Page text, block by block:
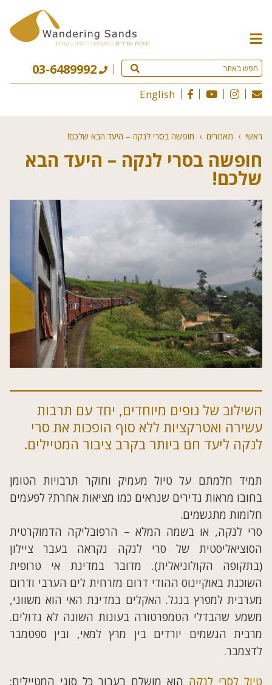
תפריט
האתר
03-6489992
English
ראשי › מאמרים › חופשה בסרי לנקה – היעד הבא שלכם!
חופשה בסרי לנקה – היעד הבא
שלכם!
השילוב של נופים מיוחדים, יחד עם תרבות
עשירה ואטרקציות ללא סוף הופכות את סרי
לנקה ליעד חם ביותר בקרב ציבור המטיילים.
תמיד חלמתם על טיול מעמיק וחוקר תרבויות הטומן
בחובו מראות נדירים שנראים כמו מציאות אחרת? לפעמים
חלומות מתגשמים.
סרי לנקה, או בשמה המלא – הרפובליקה הדמוקרטית
הסוציאליסטית של סרי לנקה נקראה בעבר ציילון
(בתקופה הקולוניאלית). מדובר במדינת אי טרופית
השוכנת באוקיינוס ההודי דרום מזרחית לים הערבי ודרום
מערבית למפרץ בנגל. האקלים במדינת האי הוא משווני,
משמע שהבדלי הטמפרטורה בעונות השונה לא גדולים.
מרבית הגשמים יורדים בין מרץ למאי, ובין ספטמבר
לדצמבר.
טיול לסרי לנקה הוא מושלם בעבור כל סוגי המטיילים: